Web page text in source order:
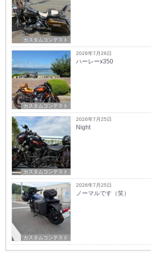
カスタムコンテスト
カスタムコンテスト
2026年7月26日
ハーレーx350
カスタムコンテスト
2026年7月25日
Night
カスタムコンテスト
2026年7月25日
ノーマルです（笑）